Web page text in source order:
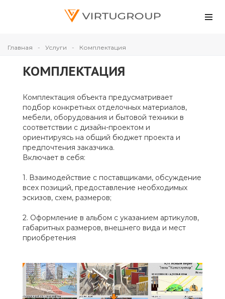
Главная Услуги Комплектация
КОМПЛЕКТАЦИЯ
Комплектация объекта предусматривает
подбор конкретных отделочных материалов,
мебели, оборудования и бытовой техники в
соответствии с дизайн-проектом и
ориентируясь на общий бюджет проекта и
предпочтения заказчика.
Включает в себя:
1. Взаимодействие с поставщиками, обсуждение
всех позиций, предоставление необходимых
эскизов, схем, размеров;
2. Оформление в альбом с указанием артикулов,
габаритных размеров, внешнего вида и мест
приобретения